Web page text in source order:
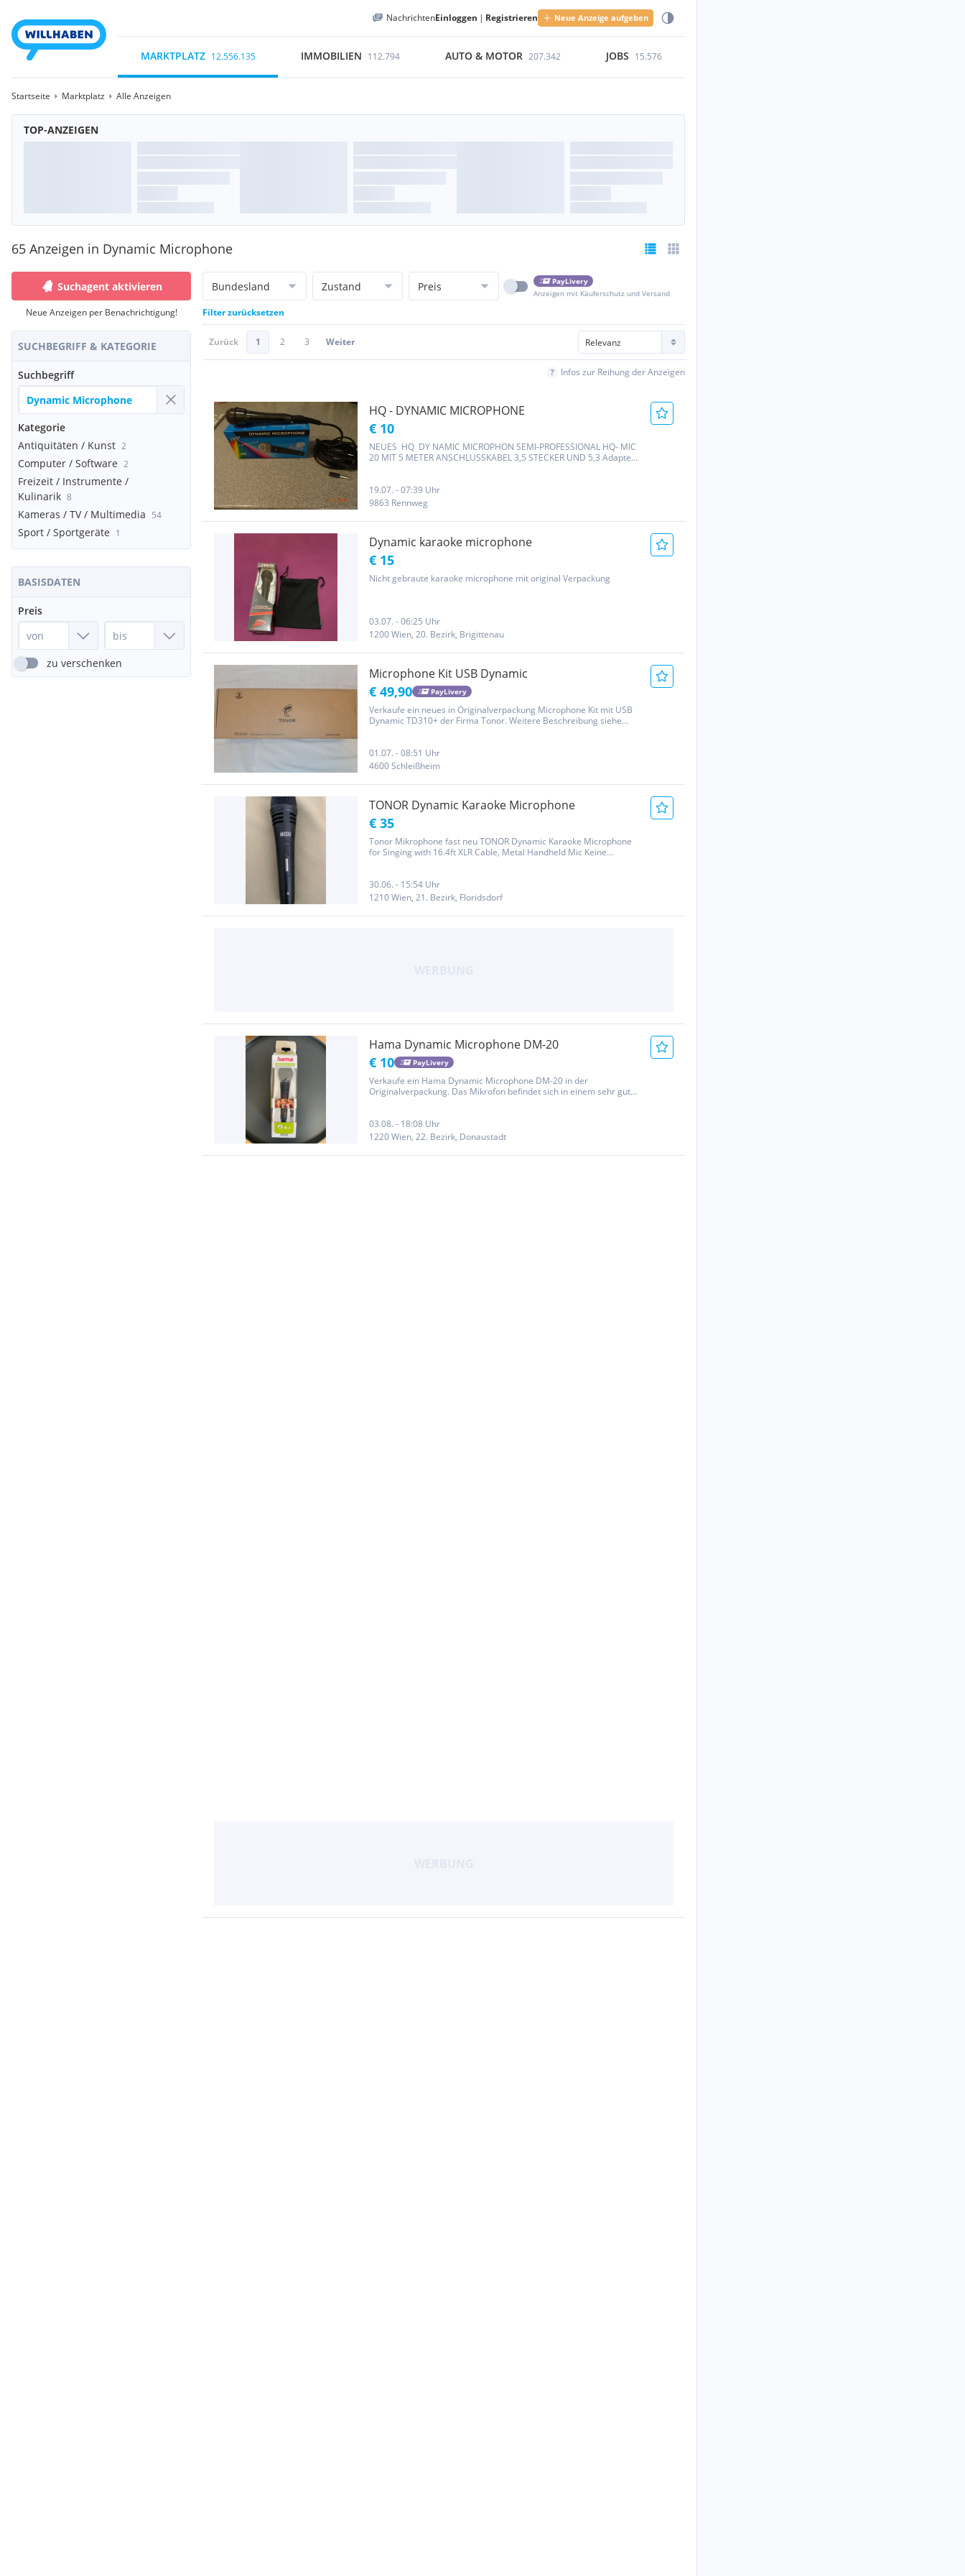
NachrichtenEinloggen | Registrieren Neue Anzeige aufgeben
MARKTPLATZ 12.556.135 IMMOBILIEN 112.794 AUTO & MOTOR 207.342 JOBS 15.576
Startseite Marktplatz Alle Anzeigen
TOP-ANZEIGEN
65 Anzeigen in Dynamic Microphone
Suchagent aktivieren
Neue Anzeigen per Benachrichtigung!
SUCHBEGRIFF & KATEGORIE
Suchbegriff
Kategorie
Antiquitäten / Kunst 2
Computer / Software 2
Freizeit / Instrumente /
Kulinarik 8
Kameras / TV / Multimedia 54
Sport / Sportgeräte 1
BASISDATEN
Preis
zu verschenken
Bundesland Zustand Preis
PayLivery
Anzeigen mit Käuferschutz und Versand
Filter zurücksetzen
Zurück 1 2 3 Weiter
Infos zur Reihung der Anzeigen
HQ - DYNAMIC MICROPHONE
€ 10
NEUES HQ DY NAMIC MICROPHON SEMI-PROFESSIONAL HQ- MIC
20 MIT 5 METER ANSCHLUSSKABEL 3,5 STECKER UND 5,3 Adapter
19.07. - 07:39 Uhr
9863 Rennweg
Dynamic karaoke microphone
€ 15
Nicht gebraute karaoke microphone mit original Verpackung
03.07. - 06:25 Uhr
1200 Wien, 20. Bezirk, Brigittenau
Microphone Kit USB Dynamic
€ 49,90 PayLivery
Verkaufe ein neues in Originalverpackung Microphone Kit mit USB
Dynamic TD310+ der Firma Tonor. Weitere Beschreibung siehe
01.07. - 08:51 Uhr
4600 Schleißheim
TONOR Dynamic Karaoke Microphone
€ 35
Tonor Mikrophone fast neu TONOR Dynamic Karaoke Microphone
for Singing with 16.4ft XLR Cable, Metal Handheld Mic Keine
30.06. - 15:54 Uhr
1210 Wien, 21. Bezirk, Floridsdorf
Hama Dynamic Microphone DM-20
€ 10 PayLivery
Verkaufe ein Hama Dynamic Microphone DM-20 in der
Originalverpackung. Das Mikrofon befindet sich in einem sehr guten
Highlights: *...
03.08. - 18:08 Uhr
1220 Wien, 22. Bezirk, Donaustadt